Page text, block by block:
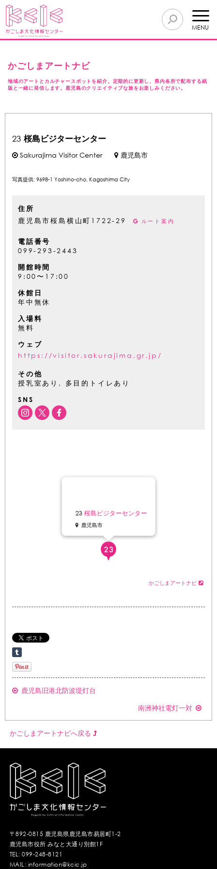
MENU
かごしまアートナビ
地域のアートとカルチャースポットを紹介。定期的に更新し、県内各所で配布する紙
版と一緒に発信します。鹿児島のクリエイティブな旅をお楽しみください。
23 桜島ビジターセンター
Sakurajima Visitor Center
鹿児島市
写真提供: 9698-1 Yoshino-cho, Kagoshima City
住所
鹿児島市桜島横山町1722-29 ルート案内
電話番号
099-293-2443
開館時間
9:00〜17:00
休館日
年中無休
入場料
無料
ウェブ
https://visitor.sakurajima.gr.jp/
その他
授乳室あり, 多目的トイレあり
SNS
23 桜島ビジターセンター
鹿児島市
かごしまアートナビ
鹿児島旧港北防波堤灯台
南洲神社電灯一対
かごしまアートナビへ戻る
〒892-0815 鹿児島県鹿児島市易居町1-2
鹿児島市役所 みなと大通り別館1F
TEL: 099-248-8121
MAIL: information@kcic.jp